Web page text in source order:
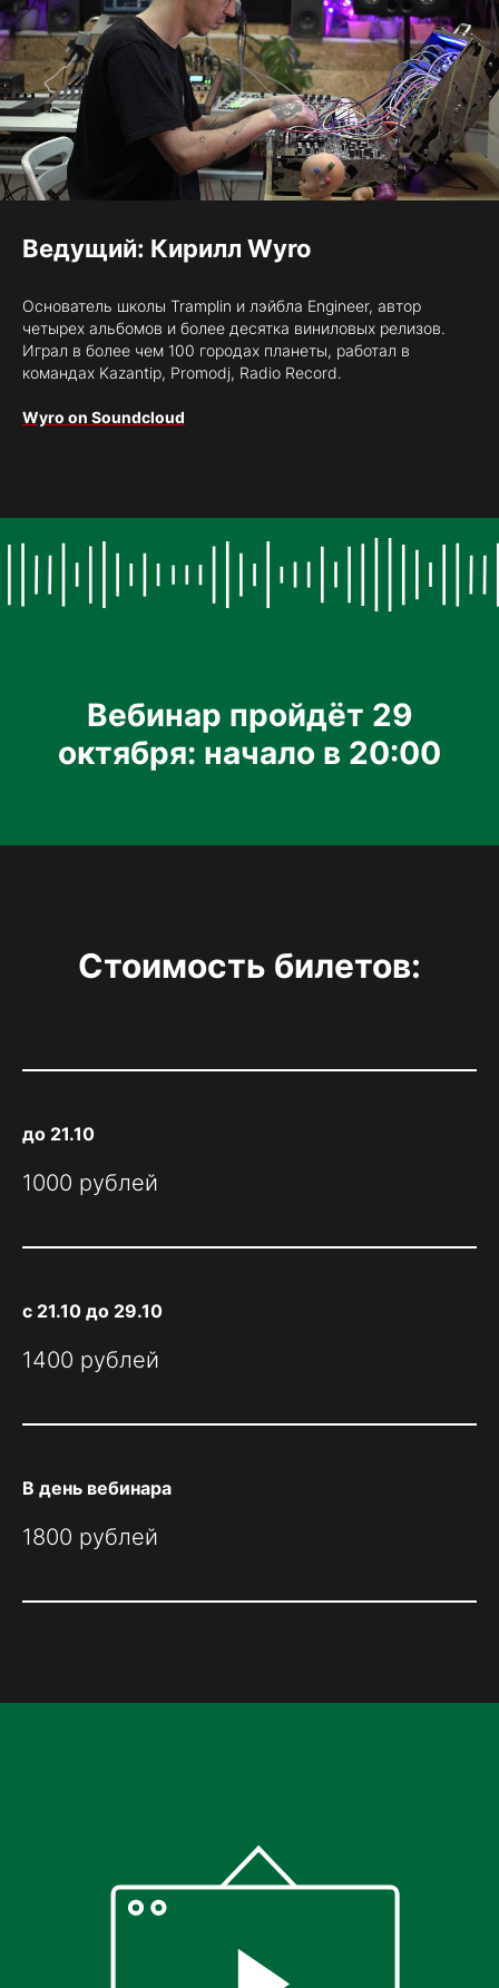
Ведущий: Кирилл Wyro
Основатель школы Tramplin и лэйбла Engineer, автор
четырех альбомов и более десятка виниловых релизов.
Играл в более чем 100 городах планеты, работал в
командах Kazantip, Promodj, Radio Record.
Wyro on Soundcloud
Вебинар пройдёт 29
октября: начало в 20:00
Стоимость билетов:
до 21.10
1000 рублей
с 21.10 до 29.10
1400 рублей
В день вебинара
1800 рублей